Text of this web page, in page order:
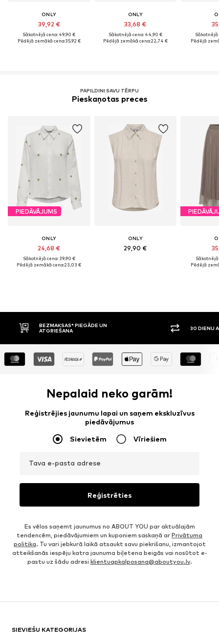
ONLY
39,92 €
Sākotnējā cena: 49,90 €
Pēdējā zemākā cena:35,92 €
ONLY
33,68 €
Sākotnējā cena: 44,90 €
Pēdējā zemākā cena:22,74 €
Sākotnējā
Pēdējā
PAPILDINI SAVU TĒRPU
Pieskaņotas preces
PIEDĀVĀJUMS
ONLY
24,68 €
Sākotnējā cena: 39,90 €
Pēdējā zemākā cena:23,03 €
ONLY
29,90 €
Sākotnējā
Pēdējā
30 DIENU ATGRIEŠANAS TIESĪBAS APMAKSA
Nepalaid neko garām!
Reģistrējies jaunumu lapai un saņem ekskluzīvus
piedāvājumus
Sievietēm Vīriešiem
Tava e-pasta adrese
Reģistrēties
Es vēlos saņemt jaunumus no ABOUT YOU par aktuālajām
tendencēm, piedāvājumiem un kuponiem saskaņā ar Privātuma
politika. Tu vari jebkurā laikā atsaukt savu piekrišanu, izmantojot
atteikšanās iespēju katra jaunuma biļetena beigās vai nosūtot e-
pastu uz šādu adresi klientuapkalposana@aboutyou.lv.
SIEVIEŠU KATEGORIJAS